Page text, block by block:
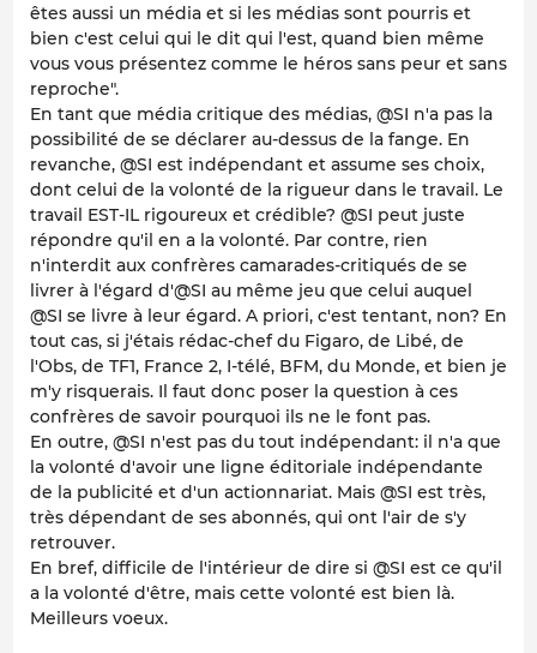
êtes aussi un média et si les médias sont pourris et
bien c'est celui qui le dit qui l'est, quand bien même
vous vous présentez comme le héros sans peur et sans
reproche".
En tant que média critique des médias, @SI n'a pas la
possibilité de se déclarer au-dessus de la fange. En
revanche, @SI est indépendant et assume ses choix,
dont celui de la volonté de la rigueur dans le travail. Le
travail EST-IL rigoureux et crédible? @SI peut juste
répondre qu'il en a la volonté. Par contre, rien
n'interdit aux confrères camarades-critiqués de se
livrer à l'égard d'@SI au même jeu que celui auquel
@SI se livre à leur égard. A priori, c'est tentant, non? En
tout cas, si j'étais rédac-chef du Figaro, de Libé, de
l'Obs, de TF1, France 2, I-télé, BFM, du Monde, et bien je
m'y risquerais. Il faut donc poser la question à ces
confrères de savoir pourquoi ils ne le font pas.
En outre, @SI n'est pas du tout indépendant: il n'a que
la volonté d'avoir une ligne éditoriale indépendante
de la publicité et d'un actionnariat. Mais @SI est très,
très dépendant de ses abonnés, qui ont l'air de s'y
retrouver.
En bref, difficile de l'intérieur de dire si @SI est ce qu'il
a la volonté d'être, mais cette volonté est bien là.
Meilleurs voeux.